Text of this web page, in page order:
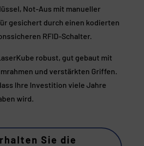
Not-Aus mit manueller
gesichert durch einen kodierten
RFID-Schalter.
robust, gut gebaut mit
und verstärkten Griffen.
Ihre Investition viele Jahre
wird.
Sie die